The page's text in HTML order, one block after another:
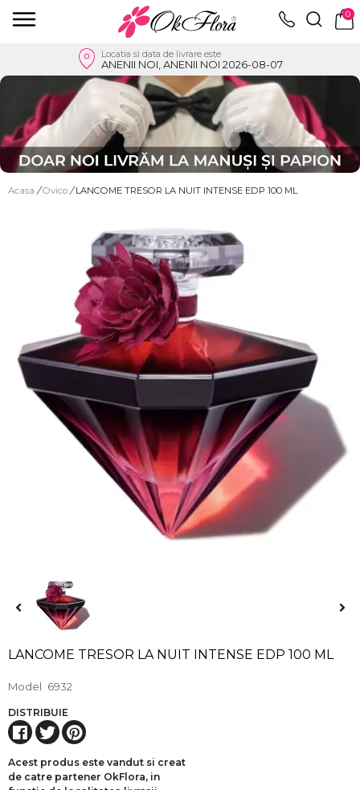
0
Locatia si data de livrare este
ANENII NOI, ANENII NOI 2026-08-07
Acasa / Ovico / LANCOME TRESOR LA NUIT INTENSE EDP 100 ML
LANCOME TRESOR LA NUIT INTENSE EDP 100 ML
Model 6932
DISTRIBUIE
Acest produs este vandut si creat
de catre partener OkFlora, in